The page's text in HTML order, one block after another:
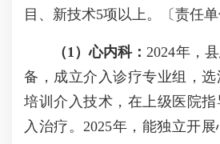
目、新技术5项以上。〔责任单
（1）心内科：2024年，
备，成立介入诊疗专业组，
培训介入技术，在上级医院
入治疗。2025年，能独立开展